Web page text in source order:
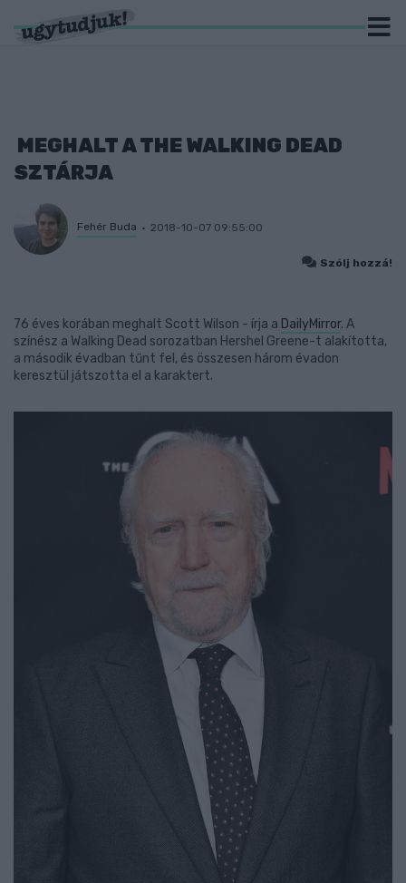
MEGHALT A THE WALKING DEAD
SZTÁRJA
Fehér Buda 2018-10-07 09:55:00
Szólj hozzá!
76 éves korában meghalt Scott Wilson - írja a DailyMirror. A
színész a Walking Dead sorozatban Hershel Greene-t alakította,
a második évadban tűnt fel, és összesen három évadon
keresztül játszotta el a karaktert.